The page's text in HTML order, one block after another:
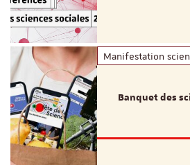
Manifestation
Banquet des